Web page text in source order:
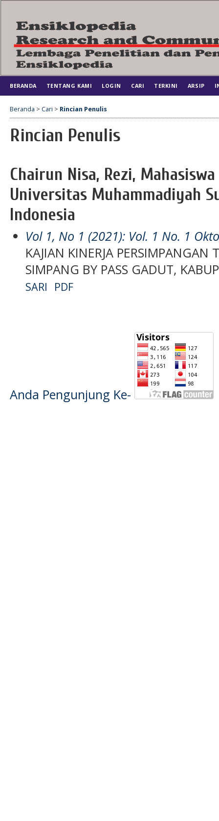
BERANDA TENTANG KAMI LOGIN CARI TERKINI ARSIP
Beranda > Cari > Rincian Penulis
Rincian Penulis
Chairun Nisa, Rezi,
Universitas Muhammadiyah
Indonesia
Vol 1, No 1 (2021): Vol. 1 No. 1
KAJIAN KINERJA PERSIMPANGAN
SIMPANG BY PASS GADUT,
SARI PDF
Anda Pengunjung Ke-